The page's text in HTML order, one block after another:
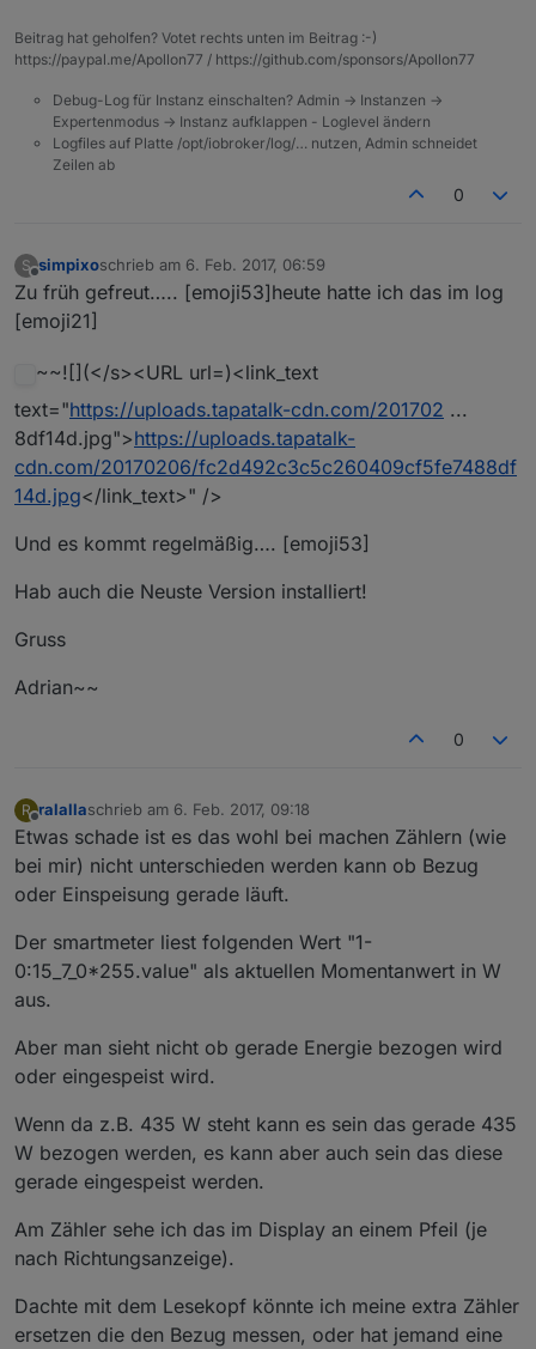
Beitrag hat geholfen? Votet rechts unten im Beitrag :-)
https://paypal.me/Apollon77 / https://github.com/sponsors/Apollon77
Debug-Log für Instanz einschalten? Admin -> Instanzen ->
Expertenmodus -> Instanz aufklappen - Loglevel ändern
Logfiles auf Platte /opt/iobroker/log/… nutzen, Admin schneidet
Zeilen ab
0
S
Offline
simpixoschrieb am 6. Feb. 2017, 06:59
zuletzt editiert von
Zu früh gefreut….. [emoji53]heute hatte ich das im log
[emoji21]
~~![](</s><URL url=)<link_text
text="https://uploads.tapatalk-cdn.com/201702 ...
8df14d.jpg">https://uploads.tapatalk-
cdn.com/20170206/fc2d492c3c5c260409cf5fe7488df
14d.jpg</link_text>" />
Und es kommt regelmäßig…. [emoji53]
Hab auch die Neuste Version installiert!
Gruss
Adrian~~
0
R ralallaschrieb am 6. Feb. 2017, 09:18
zuletzt editiert von
Etwas schade ist es das wohl bei machen Zählern (wie
bei mir) nicht unterschieden werden kann ob Bezug
oder Einspeisung gerade läuft.
Der smartmeter liest folgenden Wert "1-
0:15_7_0*255.value" als aktuellen Momentanwert in W
aus.
Aber man sieht nicht ob gerade Energie bezogen wird
oder eingespeist wird.
Wenn da z.B. 435 W steht kann es sein das gerade 435
W bezogen werden, es kann aber auch sein das diese
gerade eingespeist werden.
Am Zähler sehe ich das im Display an einem Pfeil (je
nach Richtungsanzeige).
Dachte mit dem Lesekopf könnte ich meine extra Zähler
ersetzen die den Bezug messen, oder hat jemand eine